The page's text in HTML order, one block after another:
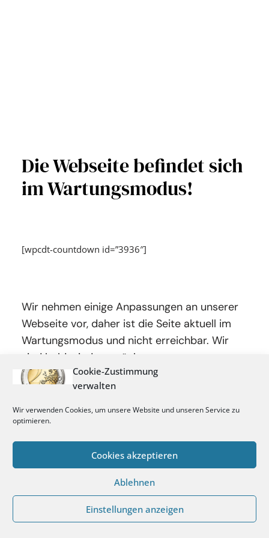
Cookie-Zustimmung
verwalten
Wir verwenden Cookies, um unsere Website und unseren Service zu
optimieren.
Cookies akzeptieren
Ablehnen
Einstellungen anzeigen
Die Webseite befindet sich
im Wartungsmodus!
[wpcdt-countdown id=”3936″]
Wir nehmen einige Anpassungen an unserer
Webseite vor, daher ist die Seite aktuell im
Wartungsmodus und nicht erreichbar. Wir
sind bald wieder zurück.